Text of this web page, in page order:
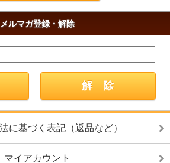
メルマガ登録・解除
に基づく表記（返品など）
マイアカウント